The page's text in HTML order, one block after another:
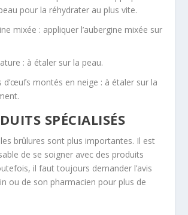
pour la réhydrater au plus vite.
mixée : appliquer l’aubergine mixée sur
: à étaler sur la peau.
d’œufs montés en neige : à étaler sur la
SPÉCIALISÉS
brûlures sont plus importantes. Il est
de se soigner avec des produits
il faut toujours demander l’avis
ou de son pharmacien pour plus de